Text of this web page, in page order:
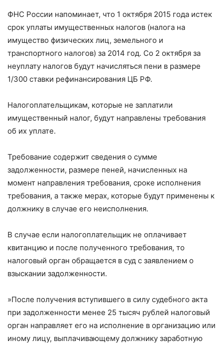
ФНС России напоминает, что 1 октября 2015 года истек
срок уплаты имущественных налогов (налога на
имущество физических лиц, земельного и
транспортного налогов) за 2014 год. Со 2 октября за
неуплату налогов будут начисляться пени в размере
1/300 ставки рефинансирования ЦБ РФ.
Налогоплательщикам, которые не заплатили
имущественный налог, будут направлены требования
об их уплате.
Требование содержит сведения о сумме
задолженности, размере пеней, начисленных на
момент направления требования, сроке исполнения
требования, а также мерах, которые будут применены к
должнику в случае его неисполнения.
В случае если налогоплательщик не оплачивает
квитанцию и после полученного требования, то
налоговый орган обращается в суд с заявлением о
взыскании задолженности.
»После получения вступившего в силу судебного акта
при задолженности менее 25 тысяч рублей налоговый
орган направляет его на исполнение в организацию или
иному лицу, выплачивающему должнику заработную